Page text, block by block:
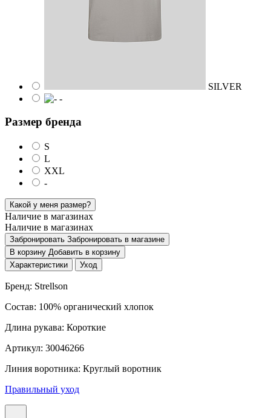
SILVER
-
Размер бренда
S
L
XXL
-
Какой у меня размер?
Наличие в магазинах
Наличие в магазинах
Забронировать Забронировать в магазине
В корзину Добавить в корзину
Характеристики
Уход
Бренд: Strellson
Состав: 100% органический хлопок
Длина рукава: Короткие
Артикул: 30046266
Линия воротника: Круглый воротник
Правильный уход